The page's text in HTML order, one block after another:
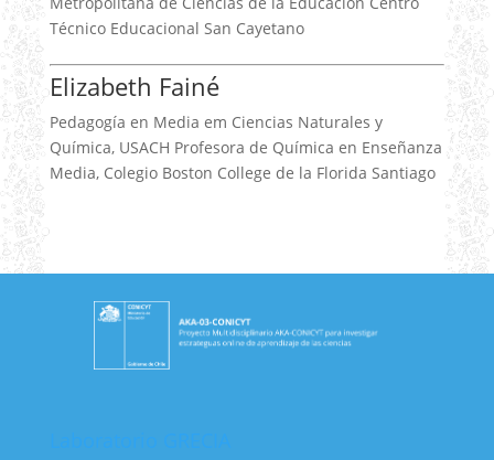
Técnico Educacional San Cayetano
Elizabeth Fainé
Pedagogía en Media em Ciencias Naturales y
Química, USACH Profesora de Química en Enseñanza
Media, Colegio Boston College de la Florida Santiago